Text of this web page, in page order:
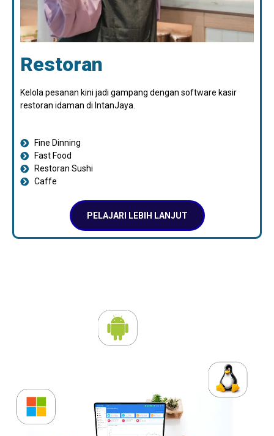
Restoran
Kelola pesanan kini jadi gampang dengan software kasir
restoran idaman di IntanJaya.
Fine Dinning
Fast Food
Restoran Sushi
Caffe
PELAJARI LEBIH LANJUT